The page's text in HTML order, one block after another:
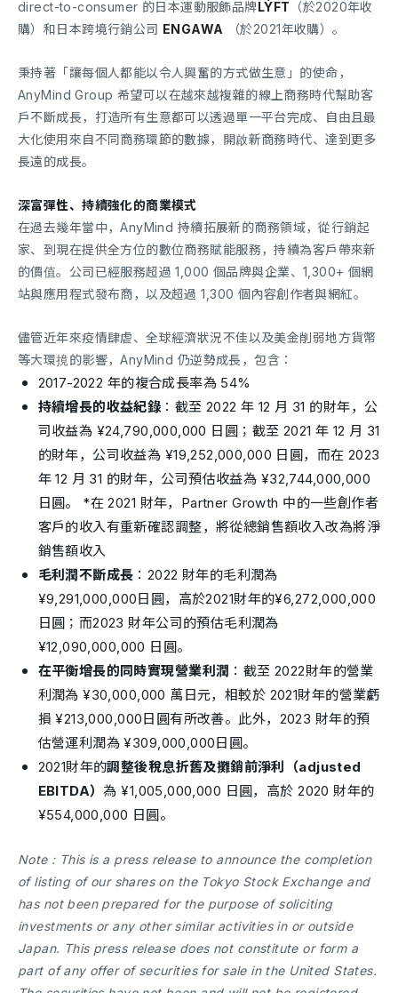
direct-to-consumer 的日本運動服飾品牌LÝFT （於2020年收
購）和日本跨境行銷公司 ENGAWA （於2021年收購）。
秉持著「讓每個人都能以令人興奮的方式做生意」的使命，
AnyMind Group 希望可以在越來越複雜的線上商務時代幫助客
戶不斷成長，打造所有生意都可以透過單一平台完成、自由且最
大化使用來自不同商務環節的數據，開啟新商務時代、達到更多
長遠的成長。
深富彈性、持續強化的商業模式
在過去幾年當中，AnyMind 持續拓展新的商務領域，從行銷起
家、到現在提供全方位的數位商務賦能服務，持續為客戶帶來新
的價值。公司已經服務超過 1,000 個品牌與企業、1,300+ 個網
站與應用程式發布商，以及超過 1,300 個內容創作者與網紅。
儘管近年來疫情肆虐、全球經濟狀況不佳以及美金削弱地方貨幣
等大環摬的影響，AnyMind 仍逆勢成長，包含：
2017-2022 年的複合成長率為 54%
持續增長的收益紀錄 ：截至 2022 年 12 月 31 的財年，公
司收益為 ¥24,790,000,000 日圓；截至 2021 年 12 月 31
的財年，公司收益為 ¥19,252,000,000 日圓，而在 2023
年 12 月 31 的財年，公司預估收益為 ¥32,744,000,000
日圓。 *在 2021 財年，Partner Growth 中的一些創作者
客戶的收入有重新確認調整，將從總銷售額收入改為將淨
銷售額收入
毛利潤不斷成長 ：2022 財年的毛利潤為
¥9,291,000,000日圓，高於2021財年的¥6,272,000,000
日圓；而2023 財年公司的預估毛利潤為
¥12,090,000,000 日圓。
在平衡增長的同時實現營業利潤 ：截至 2022財年的營業
利潤為 ¥30,000,000 萬日元，相較於 2021財年的營業虧
損 ¥213,000,000日圓有所改善。此外，2023 財年的預
估營運利潤為 ¥309,000,000日圓。
2021財年的調整後稅息折舊及攤銷前淨利（adjusted
EBITDA）為 ¥1,005,000,000 日圓，高於 2020 財年的
¥554,000,000 日圓。
Note : This is a press release to announce the completion
of listing of our shares on the Tokyo Stock Exchange and
has not been prepared for the purpose of soliciting
investments or any other similar activities in or outside
Japan. This press release does not constitute or form a
part of any offer of securities for sale in the United States.